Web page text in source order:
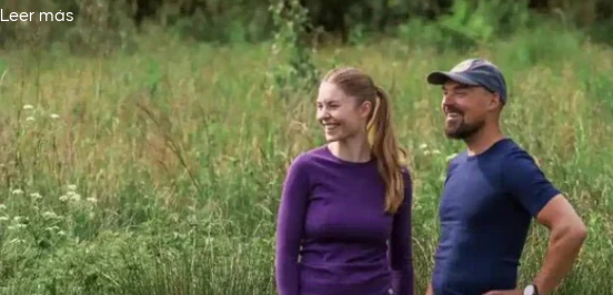
Leer más